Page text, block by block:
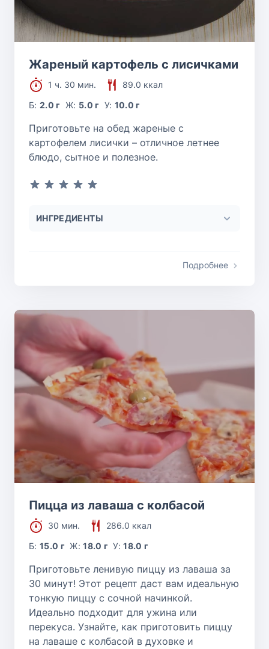
Жареный картофель с лисичками
1 ч. 30 мин.
89.0 ккал
Б:2.0 г Ж: 5.0 г У: 10.0 г
Приготовьте на обед жареные с
картофелем лисички – отличное летнее
блюдо, сытное и полезное.
ИНГРЕДИЕНТЫ
Подробнее
Пицца из лаваша с колбасой
30 мин.
286.0 ккал
Б:15.0 г Ж:18.0 г У:18.0 г
Приготовьте ленивую пиццу из лаваша за
30 минут! Этот рецепт даст вам идеальную
тонкую пиццу с сочной начинкой.
Идеально подходит для ужина или
перекуса. Узнайте, как приготовить пиццу
на лаваше с колбасой в духовке и